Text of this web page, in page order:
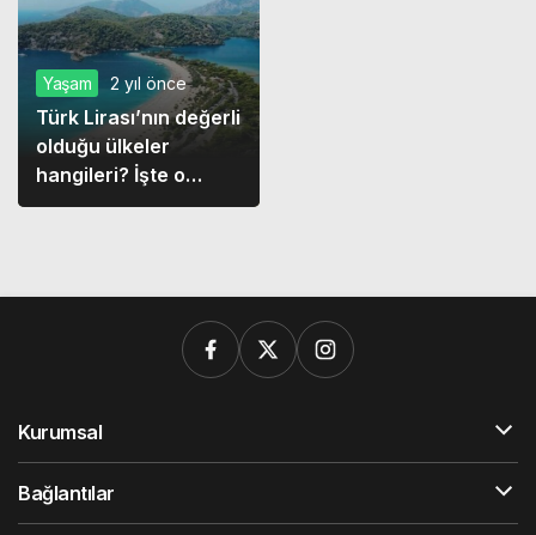
Yaşam 2 yıl önce
Türk Lirası’nın değerli
olduğu ülkeler
hangileri? İşte o
ülkeler…
Kurumsal
Bağlantılar